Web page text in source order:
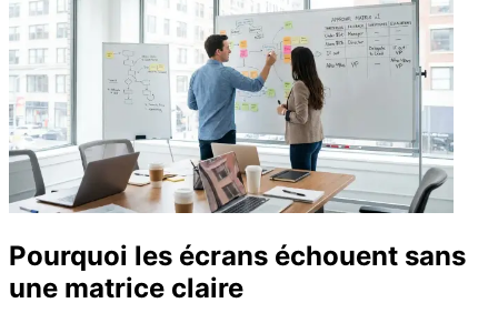
Pourquoi les écrans échouent sans
une matrice claire